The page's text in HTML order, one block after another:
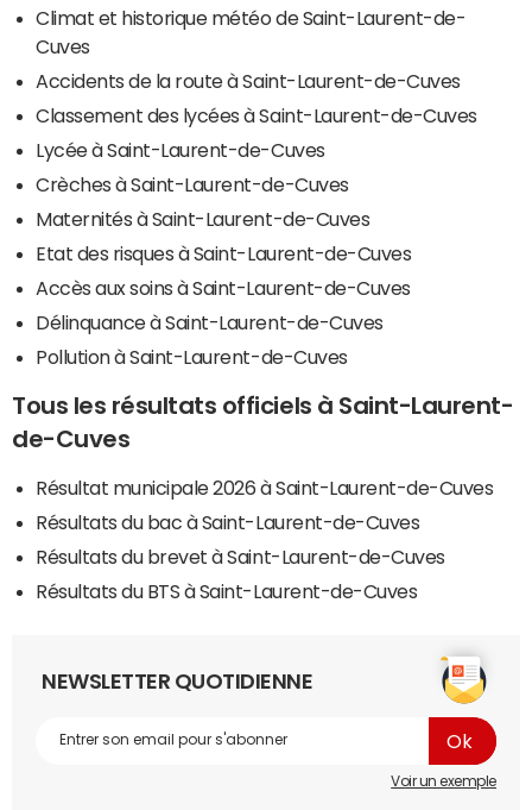
Climat et historique météo de Saint-Laurent-de-
Cuves
Accidents de la route à Saint-Laurent-de-Cuves
Classement des lycées à Saint-Laurent-de-Cuves
Lycée à Saint-Laurent-de-Cuves
Crèches à Saint-Laurent-de-Cuves
Maternités à Saint-Laurent-de-Cuves
Etat des risques à Saint-Laurent-de-Cuves
Accès aux soins à Saint-Laurent-de-Cuves
Délinquance à Saint-Laurent-de-Cuves
Pollution à Saint-Laurent-de-Cuves
Tous les résultats officiels à Saint-Laurent-
de-Cuves
Résultat municipale 2026 à Saint-Laurent-de-Cuves
Résultats du bac à Saint-Laurent-de-Cuves
Résultats du brevet à Saint-Laurent-de-Cuves
Résultats du BTS à Saint-Laurent-de-Cuves
NEWSLETTER QUOTIDIENNE
Voir un exemple